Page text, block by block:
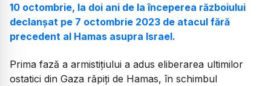
10 octombrie, la doi ani de la începerea războiului
declanșat pe 7 octombrie 2023 de atacul fără
precedent al Hamas asupra Israel.
Prima fază a armistițiului a adus eliberarea ultimilor
ostatici din Gaza răpiți de Hamas, în schimbul